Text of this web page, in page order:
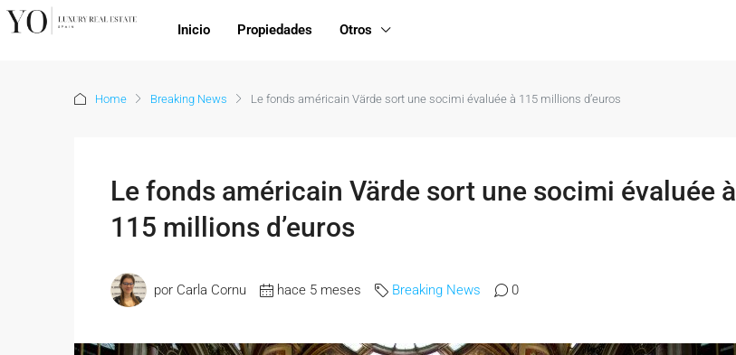
Inicio Propiedades Otros
Home Breaking News Le fonds américain Värde sort une socimi évaluée à 115 millions d’euros
Le fonds américain Värde sort une socimi évaluée à
115 millions d’euros
por Carla Cornu hace 5 meses Breaking News 0